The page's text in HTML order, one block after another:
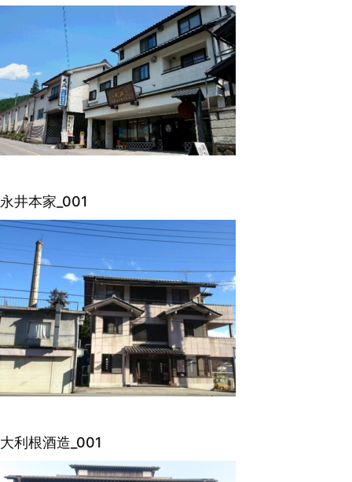
永井本家_001
大利根酒造_001